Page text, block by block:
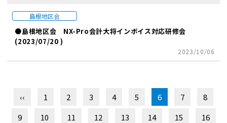
島根地区会
●島根地区会 NX-Pro会計大将インボイス対応研修会
(2023/07/20 )
2023/10/06
‹‹ 1 2 3 4 5 6 7
8
9
10 11 12 13 14 15
16